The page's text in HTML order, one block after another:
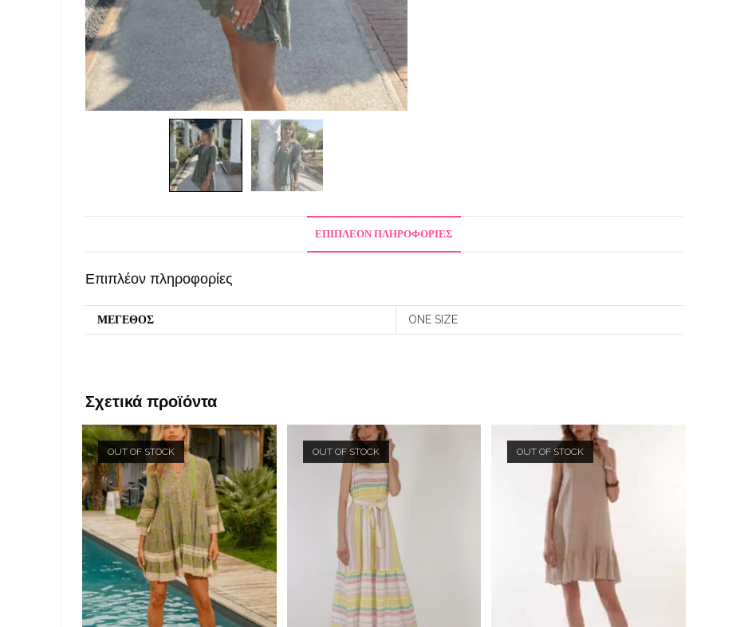
ΕΠΙΠΛΈΟΝ ΠΛΗΡΟΦΟΡΊΕΣ
Επιπλέον πληροφορίες
ΜΕΓΕΘΟΣ ONE SIZE
Σχετικά προϊόντα
OUT OF STOCK OUT OF STOCK OUT OF STOCK